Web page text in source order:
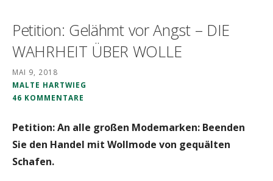
Petition: Gelähmt vor Angst – DIE
WAHRHEIT ÜBER WOLLE
MAI 9, 2018
MALTE HARTWIEG
46 KOMMENTARE
Petition: An alle großen Modemarken: Beenden
Sie den Handel mit Wollmode von gequälten
Schafen.